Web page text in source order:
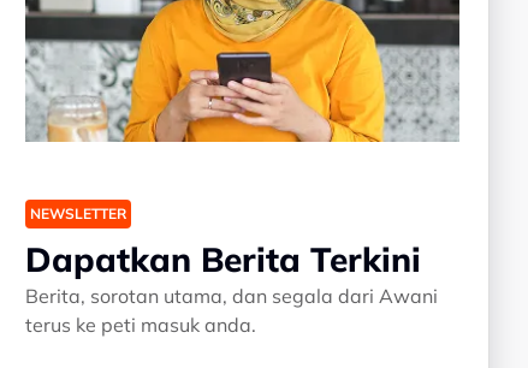
NEWSLETTER
Dapatkan Berita Terkini
Berita, sorotan utama, dan segala dari Awani
terus ke peti masuk anda.